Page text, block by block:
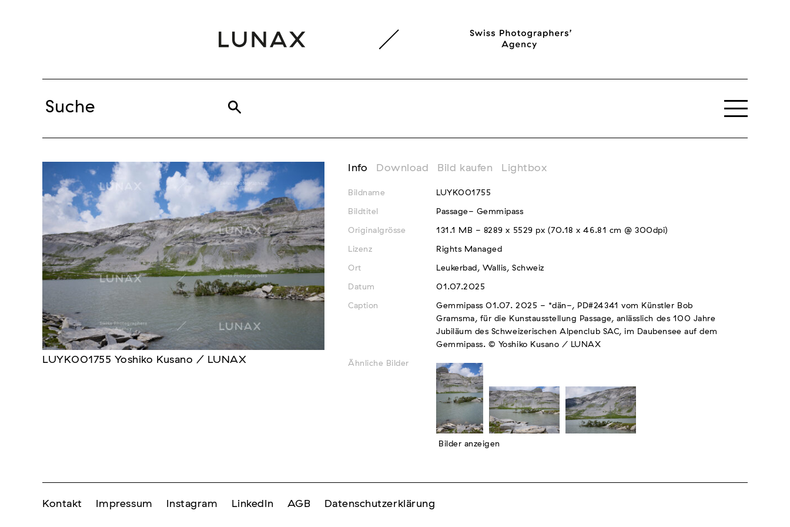
LUYK001755 Yoshiko Kusano / LUNAX
Info Download Bild kaufen Lightbox
Bildname LUYK001755
Bildtitel Passage- Gemmipass
Originalgrösse 131.1 MB - 8289 x 5529 px (70.18 x 46.81 cm @ 300dpi)
Lizenz Rights Managed
Ort Leukerbad, Wallis, Schweiz
Datum 01.07.2025
Caption
Gemmipass 01.07. 2025 - *dän-, PD#24341 vom Künstler Bob
Gramsma, für die Kunstausstellung Passage, anlässlich des 100 Jahre
Jubiläum des Schweizerischen Alpenclub SAC, im Daubensee auf dem
Gemmipass. © Yoshiko Kusano / LUNAX
Ähnliche Bilder
Bilder anzeigen
Kontakt Impressum Instagram LinkedIn AGB Datenschutzerklärung